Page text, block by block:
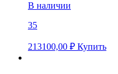
В наличии
35
213100,00 ₽ Купить